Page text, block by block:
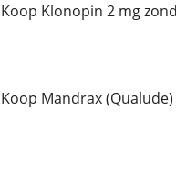
Koop Klonopin 2 mg
Koop Mandrax